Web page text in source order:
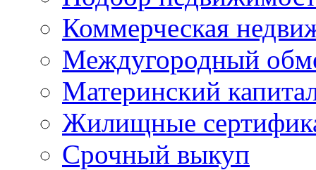
Коммерческая
Междугородный
Материнский
Жилищные
Срочный выкуп